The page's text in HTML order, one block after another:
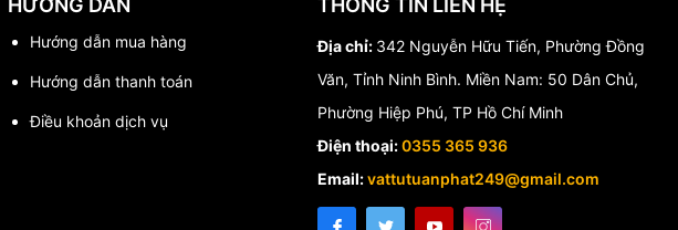
Hãng
HƯỚNG DẪN
Hướng dẫn mua hàng
Hướng dẫn thanh toán
Điều khoản dịch vụ
THÔNG TIN LIÊN HỆ
Địa chỉ: 342 Nguyễn Hữu Tiến, Phường Đồng
Văn, Tỉnh Ninh Bình. Miền Nam: 50 Dân Chủ,
Phường Hiệp Phú, TP Hồ Chí Minh
Điện thoại:0355 365 936
Email:vattutuanphat249@gmail.com